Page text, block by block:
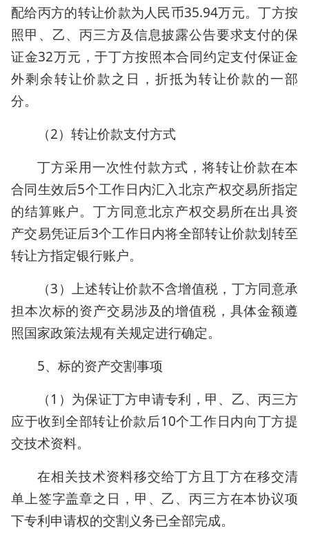
配给丙方的转让价款为人民币35.94万元。丁方按
照甲、乙、丙三方及信息披露公告要求支付的保
证金32万元，于丁方按照本合同约定支付保证金
外剩余转让价款之日，折抵为转让价款的一部
分。
（2）转让价款支付方式
丁方采用一次性付款方式，将转让价款在本
合同生效后5个工作日内汇入北京产权交易所指定
的结算账户。丁方同意北京产权交易所在出具资
产交易凭证后3个工作日内将全部转让价款划转至
转让方指定银行账户。
（3）上述转让价款不含增值税，丁方同意承
担本次标的资产交易涉及的增值税，具体金额遵
照国家政策法规有关规定进行确定。
5、标的资产交割事项
（1）为保证丁方申请专利，甲、乙、丙三方
应于收到全部转让价款后10个工作日内向丁方提
交技术资料。
在相关技术资料移交给丁方且丁方在移交清
单上签字盖章之日，甲、乙、丙三方在本协议项
下专利申请权的交割义务已全部完成。